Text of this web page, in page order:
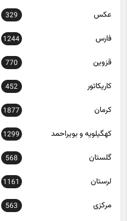
فارس 1244
قزوین 770
کاریکاتور 452
کرمان 1877
کهگیلویه و بویراحمد 1299
گلستان 568
لرستان 1161
مرکزی 563
هرمزگان 1345